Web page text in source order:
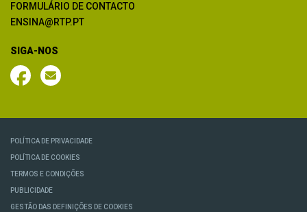
FORMULÁRIO DE CONTACTO
ENSINA@RTP.PT
SIGA-NOS
POLÍTICA DE PRIVACIDADE
POLÍTICA DE COOKIES
TERMOS E CONDIÇÕES
PUBLICIDADE
GESTÃO DAS DEFINIÇÕES DE COOKIES